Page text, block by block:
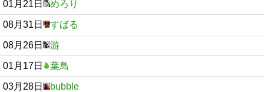
01月21日 めろり
08月31日 すばる
08月26日 游
01月17日 葉鳥
03月28日 bubble